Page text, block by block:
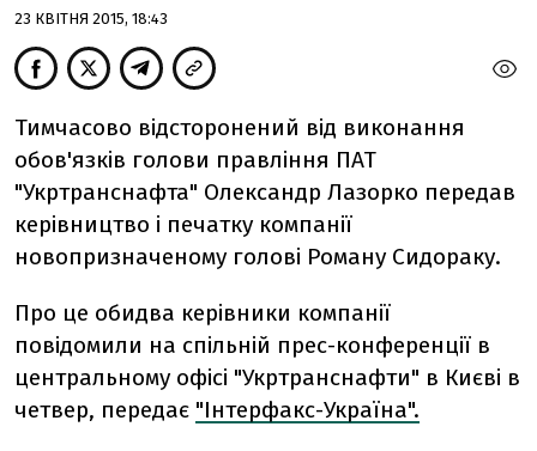
23 КВІТНЯ 2015, 18:43
Тимчасово відсторонений від виконання
обов'язків голови правління ПАТ
"Укртранснафта" Олександр Лазорко передав
керівництво і печатку компанії
новопризначеному голові Роману Сидораку.
Про це обидва керівники компанії
повідомили на спільній прес-конференції в
центральному офісі "Укртранснафти" в Києві в
четвер, передає "Інтерфакс-Україна".